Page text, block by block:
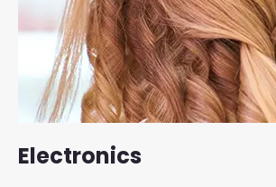
Electronics